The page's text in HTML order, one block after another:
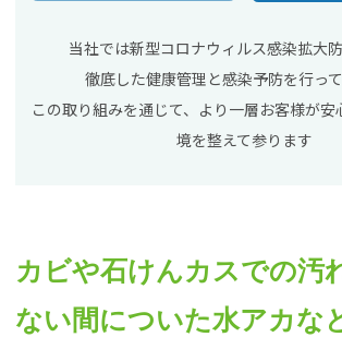
当社では新型コロナウィルス感染拡大防
徹底した健康管理と感染予防を行って
この取り組みを通じて、より一層お客様が安
境を整えて参ります
カビや石けんカスでの汚
ない間についた水アカな